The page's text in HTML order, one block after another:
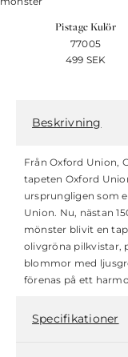
Pistage Kulör
77005
499 SEK
Beskrivning
Från Oxford Union,
tapeten Oxford
ursprungligen som
Union. Nu, nästan
mönster blivit en
olivgröna pilkvistar,
blommor med
förenas på ett
Specifikationer